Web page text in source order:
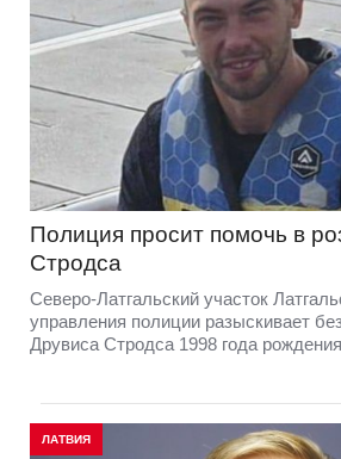
Полиция просит помочь в
Стродса
Северо-Латгальский участок
управления полиции разыскивает
Друвиса Стродса 1998 года
ЛАТВИЯ